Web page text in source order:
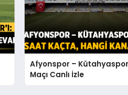
Afyonspor – Kütahyaspor
Maçı Canlı İzle